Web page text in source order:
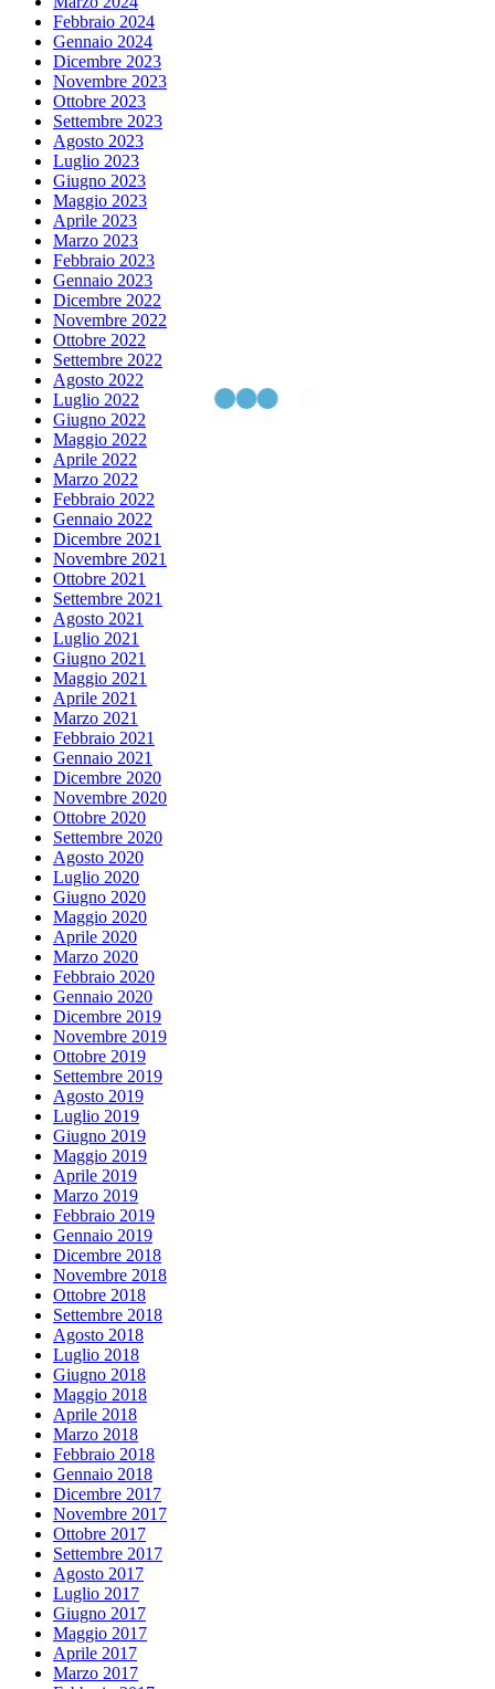
Febbraio 2024
Gennaio 2024
Dicembre 2023
Novembre 2023
Ottobre 2023
Settembre 2023
Agosto 2023
Luglio 2023
Giugno 2023
Maggio 2023
Aprile 2023
Marzo 2023
Febbraio 2023
Gennaio 2023
Dicembre 2022
Novembre 2022
Ottobre 2022
Settembre 2022
Agosto 2022
Luglio 2022
Giugno 2022
Maggio 2022
Aprile 2022
Marzo 2022
Febbraio 2022
Gennaio 2022
Dicembre 2021
Novembre 2021
Ottobre 2021
Settembre 2021
Agosto 2021
Luglio 2021
Giugno 2021
Maggio 2021
Aprile 2021
Marzo 2021
Febbraio 2021
Gennaio 2021
Dicembre 2020
Novembre 2020
Ottobre 2020
Settembre 2020
Agosto 2020
Luglio 2020
Giugno 2020
Maggio 2020
Aprile 2020
Marzo 2020
Febbraio 2020
Gennaio 2020
Dicembre 2019
Novembre 2019
Ottobre 2019
Settembre 2019
Agosto 2019
Luglio 2019
Giugno 2019
Maggio 2019
Aprile 2019
Marzo 2019
Febbraio 2019
Gennaio 2019
Dicembre 2018
Novembre 2018
Ottobre 2018
Settembre 2018
Agosto 2018
Luglio 2018
Giugno 2018
Maggio 2018
Aprile 2018
Marzo 2018
Febbraio 2018
Gennaio 2018
Dicembre 2017
Novembre 2017
Ottobre 2017
Settembre 2017
Agosto 2017
Luglio 2017
Giugno 2017
Maggio 2017
Aprile 2017
Marzo 2017